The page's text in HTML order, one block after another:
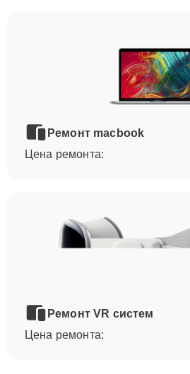
Ремонт macbook
Цена ремонта:
Ремонт VR систем
Цена ремонта: